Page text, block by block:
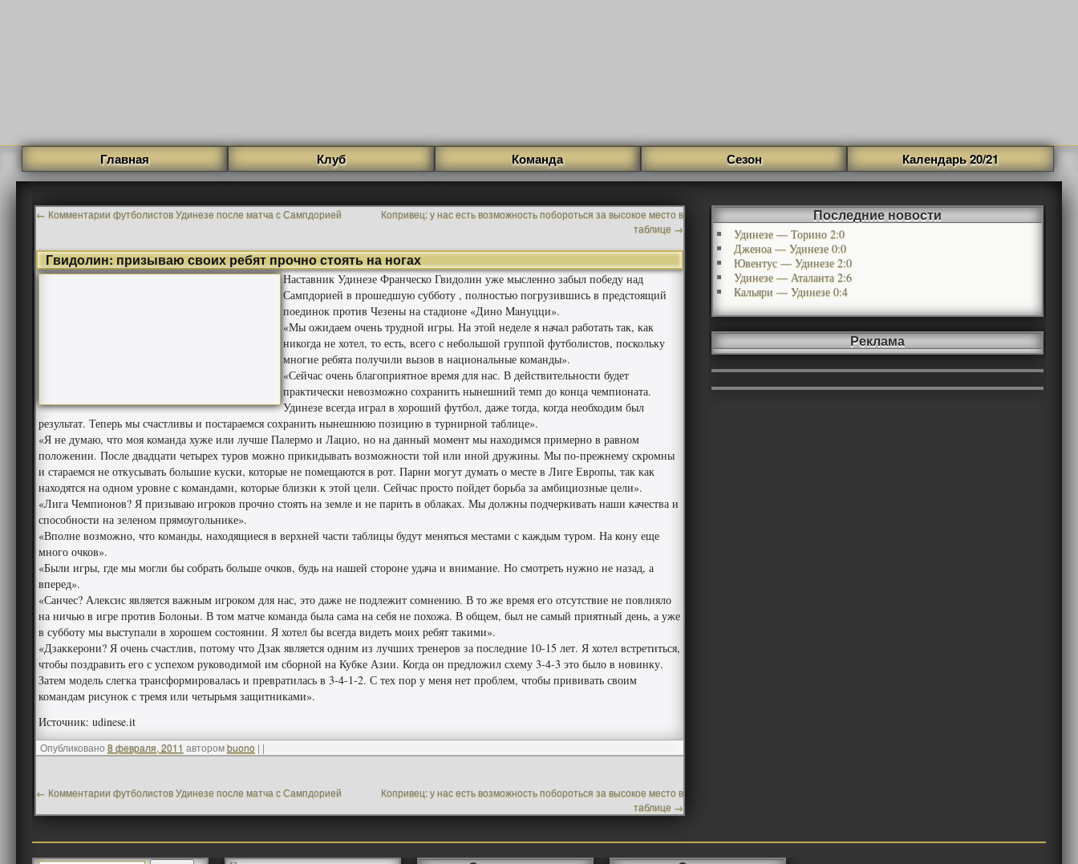
Главная Клуб Команда Сезон Календарь 20/21
← Комментарии футболистов Удинезе после матча с Сампдорией
Копривец: у нас есть возможность побороться за высокое место в
таблице →
Гвидолин: призываю своих ребят прочно стоять на ногах
Наставник Удинезе Франческо Гвидолин уже мысленно забыл победу над
Сампдорией в прошедшую субботу , полностью погрузившись в предстоящий
поединок против Чезены на стадионе «Дино Maнуцци».
«Мы ожидаем очень трудной игры. На этой неделе я начал работать так, как
никогда не хотел, то есть, всего с небольшой группой футболистов, поскольку
многие ребята получили вызов в национальные команды».
«Сейчас очень благоприятное время для нас. В действительности будет
практически невозможно сохранить нынешний темп до конца чемпионата.
Удинезе всегда играл в хороший футбол, даже тогда, когда необходим был
результат. Теперь мы счастливы и постараемся сохранить нынешнюю позицию в турнирной таблице».
«Я не думаю, что моя команда хуже или лучше Палермо и Лацио, но на данный момент мы находимся примерно в равном
положении. После двадцати четырех туров можно прикидывать возможности той или иной дружины. Мы по-прежнему скромны
и стараемся не откусывать большие куски, которые не помещаются в рот. Парни могут думать о месте в Лиге Европы, так как
находятся на одном уровне с командами, которые близки к этой цели. Сейчас просто пойдет борьба за амбициозные цели».
«Лига Чемпионов? Я призываю игроков прочно стоять на земле и не парить в облаках. Мы должны подчеркивать наши качества и
способности на зеленом прямоугольнике».
«Вполне возможно, что команды, находящиеся в верхней части таблицы будут меняться местами с каждым туром. На кону еще
много очков».
«Были игры, где мы могли бы собрать больше очков, будь на нашей стороне удача и внимание. Но смотреть нужно не назад, а
вперед».
«Санчес? Алексис является важным игроком для нас, это даже не подлежит сомнению. В то же время его отсутствие не повлияло
на ничью в игре против Болоньи. В том матче команда была сама на себя не похожа. В общем, был не самый приятный день, а уже
в субботу мы выступали в хорошем состоянии. Я хотел бы всегда видеть моих ребят такими».
«Дзаккерони? Я очень счастлив, потому что Дзак является одним из лучших тренеров за последние 10-15 лет. Я хотел встретиться,
чтобы поздравить его с успехом руководимой им сборной на Кубке Азии. Когда он предложил схему 3-4-3 это было в новинку.
Затем модель слегка трансформировалась и превратилась в 3-4-1-2. С тех пор у меня нет проблем, чтобы прививать своим
командам рисунок с тремя или четырьмя защитниками».
Источник: udinese.it
Опубликовано 8 февраля, 2011 авторомbuono | |
← Комментарии футболистов Удинезе после матча с Сампдорией
Копривец: у нас есть возможность побороться за высокое место в
таблице →
Последние новости
Удинезе — Торино 2:0
Дженоа — Удинезе 0:0
Ювентус — Удинезе 2:0
Удинезе — Аталанта 2:6
Кальяри — Удинезе 0:4
Реклама